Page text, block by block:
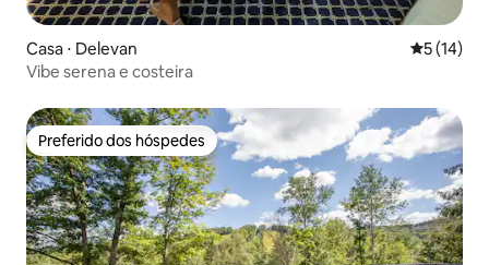
Casa ⋅ Delevan 5 de uma
5 (14)
Vibe serena e costeira
Preferido dos hóspedes
Preferido dos hóspedes